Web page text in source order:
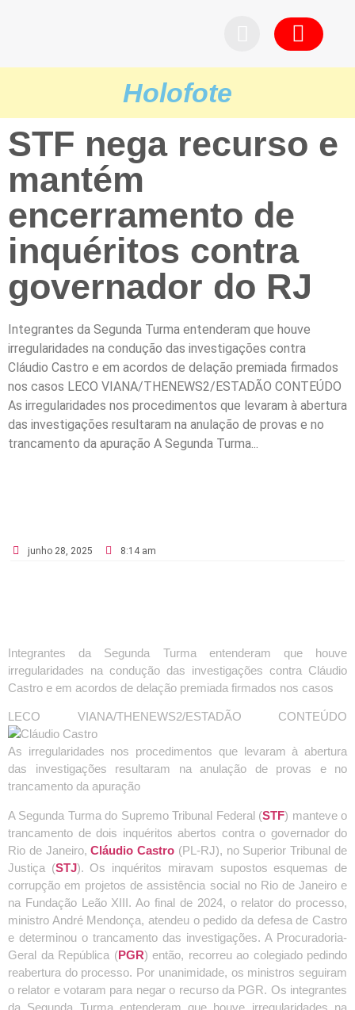
Holofote
STF nega recurso e
mantém
encerramento de
inquéritos contra
governador do RJ
Integrantes da Segunda Turma entenderam que houve
irregularidades na condução das investigações contra
Cláudio Castro e em acordos de delação premiada firmados
nos casos LECO VIANA/THENEWS2/ESTADÃO CONTEÚDO
As irregularidades nos procedimentos que levaram à abertura
das investigações resultaram na anulação de provas e no
trancamento da apuração A Segunda Turma...
junho 28, 2025 8:14 am
Integrantes da Segunda Turma entenderam que houve
irregularidades na condução das investigações contra Cláudio
Castro e em acordos de delação premiada firmados nos casos
LECO VIANA/THENEWS2/ESTADÃO CONTEÚDO
As irregularidades nos procedimentos que levaram à abertura
das investigações resultaram na anulação de provas e no
trancamento da apuração
A Segunda Turma do Supremo Tribunal Federal (STF) manteve o
trancamento de dois inquéritos abertos contra o governador do
Rio de Janeiro,Cláudio Castro (PL-RJ), no Superior Tribunal de
Justiça (STJ). Os inquéritos miravam supostos esquemas de
corrupção em projetos de assistência social no Rio de Janeiro e
na Fundação Leão XIII. Ao final de 2024, o relator do processo,
ministro André Mendonça, atendeu o pedido da defesa de Castro
e determinou o trancamento das investigações. A Procuradoria-
Geral da República (PGR) então, recorreu ao colegiado pedindo
reabertura do processo. Por unanimidade, os ministros seguiram
o relator e votaram para negar o recurso da PGR. Os integrantes
da Segunda Turma entenderam que houve irregularidades na